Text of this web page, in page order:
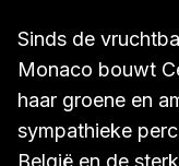
Sinds de
Monaco bouwt
haar groene en
sympathieke
België en de